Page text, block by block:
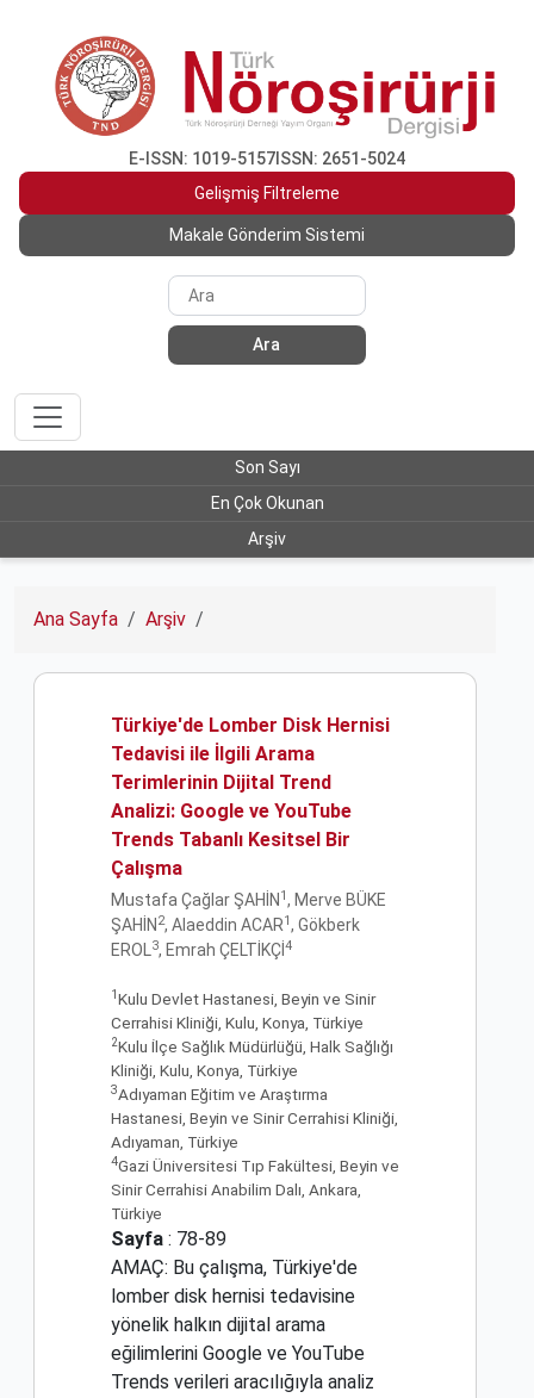
E-ISSN: 1019-5157 ISSN: 2651-5024
Gelişmiş Filtreleme
Makale Gönderim Sistemi
Ara
Son Sayı
En Çok Okunan
Arşiv
Ana Sayfa Arşiv
Türkiye'de Lomber Disk Hernisi
Tedavisi ile İlgili Arama
Terimlerinin Dijital Trend
Analizi: Google ve YouTube
Trends Tabanlı Kesitsel Bir
Çalışma
Mustafa Çağlar ŞAHİN 1 , Merve BÜKE
ŞAHİN 2, Alaeddin ACAR1 , Gökberk
EROL3, Emrah ÇELTİKÇİ 4
1 Kulu Devlet Hastanesi, Beyin ve Sinir
Cerrahisi Kliniği, Kulu, Konya, Türkiye
2Kulu İlçe Sağlık Müdürlüğü, Halk Sağlığı
Kliniği, Kulu, Konya, Türkiye
3Adıyaman Eğitim ve Araştırma
Hastanesi, Beyin ve Sinir Cerrahisi Kliniği,
Adıyaman, Türkiye
4Gazi Üniversitesi Tıp Fakültesi, Beyin ve
Sinir Cerrahisi Anabilim Dalı, Ankara,
Türkiye
Sayfa : 78-89
AMAÇ: Bu çalışma, Türkiye'de
lomber disk hernisi tedavisine
yönelik halkın dijital arama
eğilimlerini Google ve YouTube
Trends verileri aracılığıyla analiz